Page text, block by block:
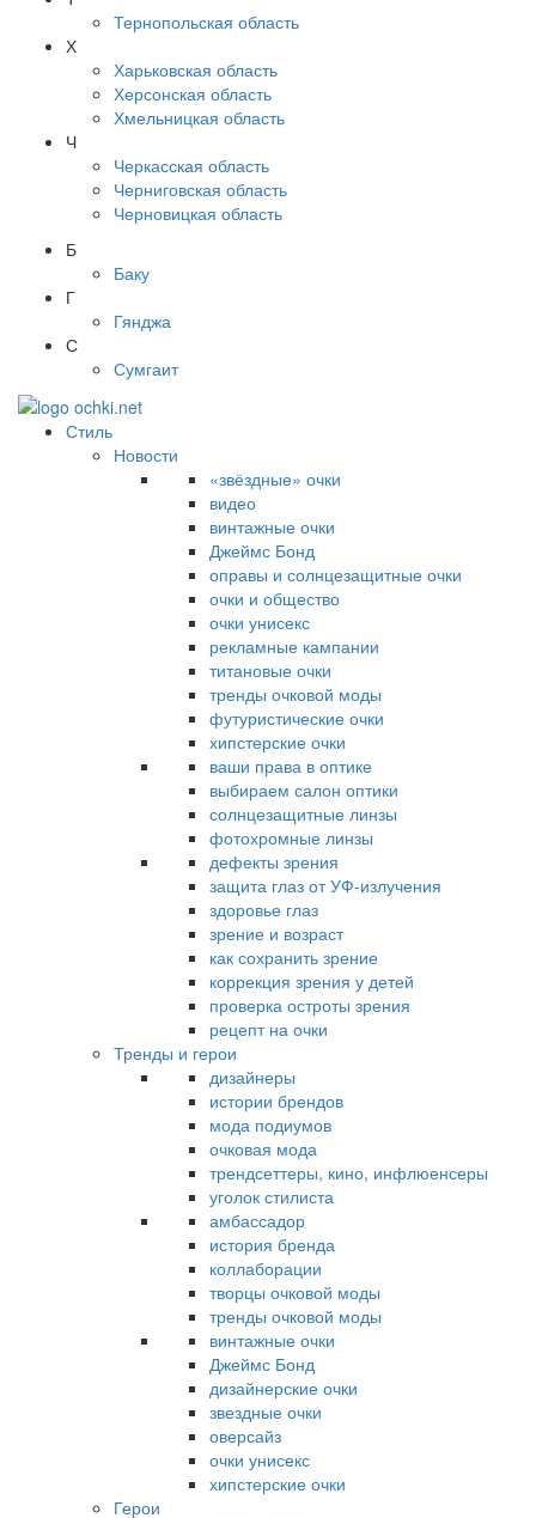
Тернопольская область
Х
Харьковская область
Херсонская область
Хмельницкая область
Ч
Черкасская область
Черниговская область
Черновицкая область
Б
Баку
Г
Гянджа
С
Сумгаит
Стиль
Новости
«звёздные» очки
видео
винтажные очки
Джеймс Бонд
оправы и солнцезащитные очки
очки и общество
очки унисекс
рекламные кампании
титановые очки
тренды очковой моды
футуристические очки
хипстерские очки
ваши права в оптике
выбираем салон оптики
солнцезащитные линзы
фотохромные линзы
дефекты зрения
защита глаз от УФ-излучения
здоровье глаз
зрение и возраст
как сохранить зрение
коррекция зрения у детей
проверка остроты зрения
рецепт на очки
Тренды и герои
дизайнеры
истории брендов
мода подиумов
очковая мода
трендсеттеры, кино, инфлюенсеры
уголок стилиста
амбассадор
история бренда
коллаборации
творцы очковой моды
тренды очковой моды
винтажные очки
Джеймс Бонд
дизайнерские очки
звездные очки
оверсайз
очки унисекс
хипстерские очки
Герои